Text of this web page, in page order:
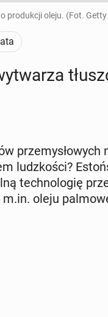
produkcji oleju. (Fot.
ludz­ko­ści?
tech­no­lo­gię
oleju